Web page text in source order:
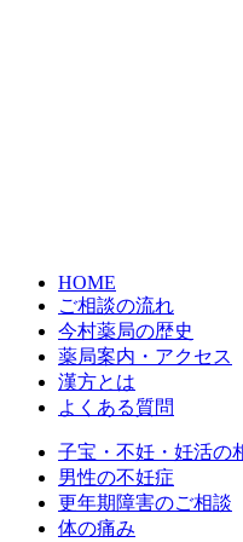
HOME
ご相談の流れ
今村薬局の歴史
薬局案内・アクセス
漢方とは
よくある質問
子宝・不妊・妊活の
男性の不妊症
更年期障害のご相談
体の痛み